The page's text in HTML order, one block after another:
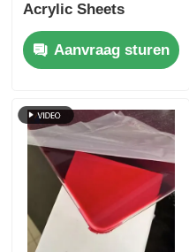
Acrylic Sheets
lichtgewicht SGS
gecertificeerd
Aanvraag sturen